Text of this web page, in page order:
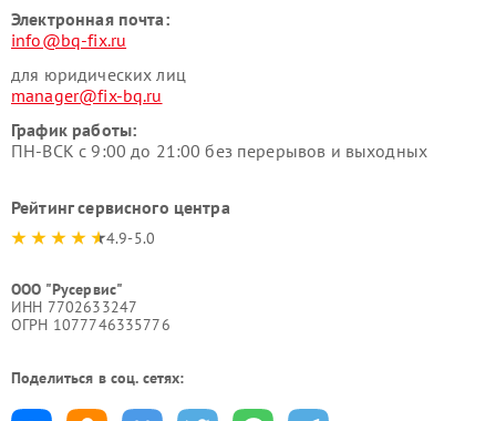
Электронная почта:
info@bq-fix.ru
для юридических лиц
manager@fix-bq.ru
График работы:
ПН-ВСК с 9:00 до 21:00 без перерывов и выходных
Рейтинг сервисного центра
4.9-5.0
ООО "Русервис"
ИНН 7702633247
ОГРН 1077746335776
Поделиться в соц. сетях: